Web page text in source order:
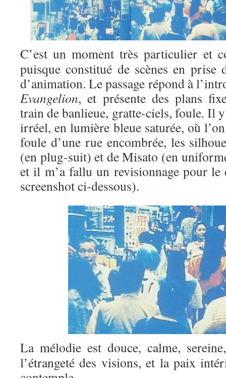
C’est un moment très particulier et
puisque constitué de scènes en prise
d’animation. Le passage répond à
Evangelion, et présente des plans
train de banlieue, gratte-ciels, foule. Il
irréel, en lumière bleue saturée, où
foule d’une rue encombrée, les
(en plug-suit) et de Misato (en
et il m’a fallu un revisionnage pour
screenshot ci-dessous).
La mélodie est douce, calme,
l’étrangeté des visions, et la paix